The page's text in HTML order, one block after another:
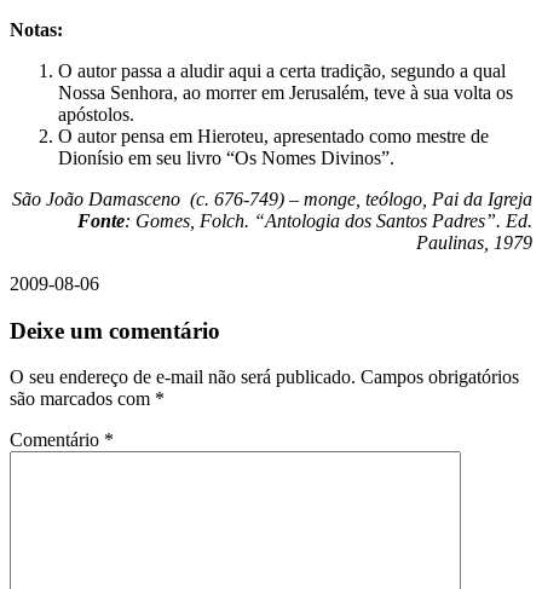
Notas:
O autor passa a aludir aqui a certa tradição, segundo a qual
Nossa Senhora, ao morrer em Jerusalém, teve à sua volta os
apóstolos.
O autor pensa em Hieroteu, apresentado como mestre de
Dionísio em seu livro “Os Nomes Divinos”.
São João Damasceno (c. 676-749) – monge, teólogo, Pai da Igreja
Fonte: Gomes, Folch. “Antologia dos Santos Padres”. Ed.
Paulinas, 1979
2009-08-06
Deixe um comentário
O seu endereço de e-mail não será publicado. Campos obrigatórios
são marcados com *
Comentário *